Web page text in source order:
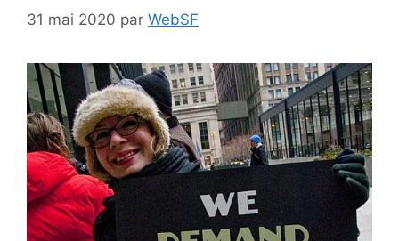
31 mai 2020 par WebSF